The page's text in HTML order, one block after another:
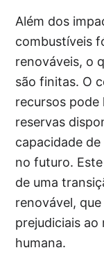
Além dos
combustíveis
renováveis, o
são finitas. O
recursos pode
reservas
capacidade
no futuro.
de uma
renovável,
prejudiciais ao
humana.